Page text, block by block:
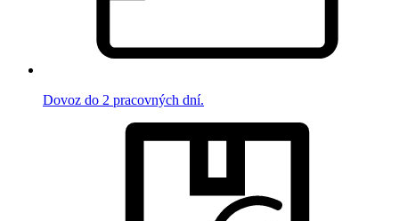
Dovoz do 2 pracovných dní.